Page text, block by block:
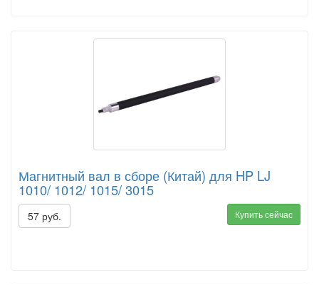
Магнитный вал в сборе (Китай) для HP LJ
1010/ 1012/ 1015/ 3015
57 руб. Купить сейчас